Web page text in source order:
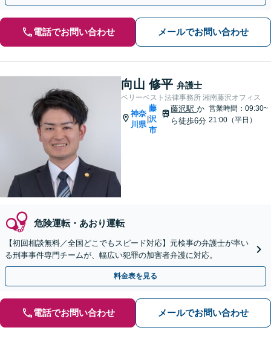
電話でお問い合わせ メールでお問い合わせ
向山 修平 弁護士
ベリーベスト法律事務所 湘南藤沢オフィス
神奈
川県
|
藤
沢
市
藤沢駅か
ら徒歩6分
営業時間：09:30~
21:00（平日）
危険運転・あおり運転
【初回相談無料／全国どこでもスピード対応】元検事の弁護士が率い
る刑事事件専門チームが、幅広い犯罪の加害者弁護に対応。
料金表を見る
電話でお問い合わせ メールでお問い合わせ